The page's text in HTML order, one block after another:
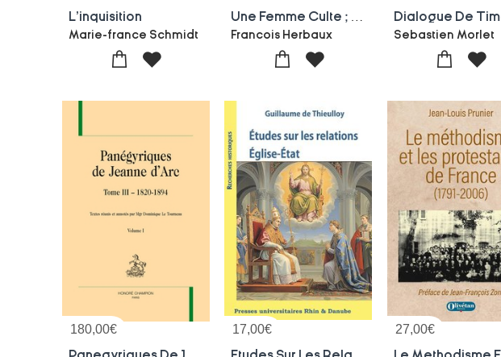
L'inquisition
Marie-france Schmidt Francois Herbaux Sebastien Morlet
180,00€ 17,00€ 27,00€